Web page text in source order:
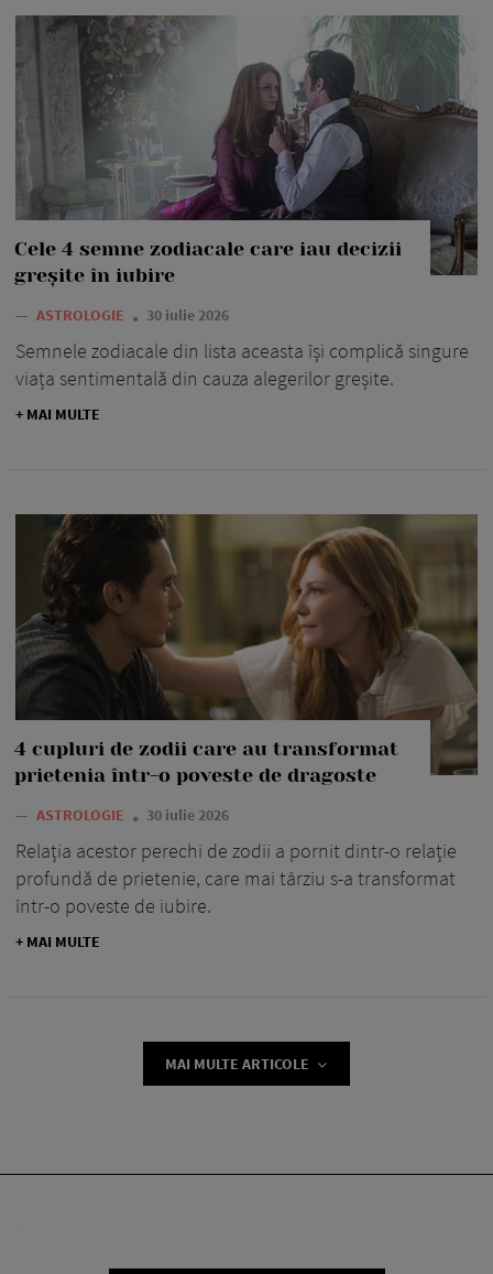
Cele 4 semne zodiacale care iau decizii
greșite în iubire
— ASTROLOGIE 30 iulie 2026
Semnele zodiacale din lista aceasta își complică singure
viața sentimentală din cauza alegerilor greșite.
+ MAI MULTE
4 cupluri de zodii care au transformat
prietenia într-o poveste de dragoste
— ASTROLOGIE 30 iulie 2026
Relația acestor perechi de zodii a pornit dintr-o relație
profundă de prietenie, care mai târziu s-a transformat
într-o poveste de iubire.
+ MAI MULTE
MAI MULTE ARTICOLE